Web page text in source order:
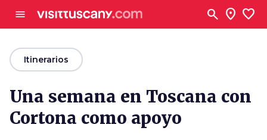
menu search location_on favorite
arrow_backItinerarios
Una semana en Toscana con
Cortona como apoyo